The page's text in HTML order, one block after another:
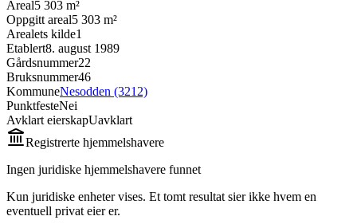
Areal5 303 m²
Oppgitt areal5 303 m²
Arealets kilde1
Etablert8. august 1989
Gårdsnummer22
Bruksnummer46
KommuneNesodden (3212)
PunktfesteNei
Avklart eierskapUavklart
Registrerte hjemmelshavere
Ingen juridiske hjemmelshavere funnet
Kun juridiske enheter vises. Et tomt resultat sier ikke hvem en
eventuell privat eier er.